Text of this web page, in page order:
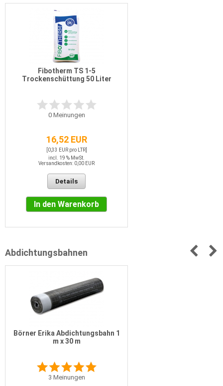
Fibotherm TS 1-5
Trockenschüttung 50 Liter
0Meinungen
16,52 EUR
[0,33 EUR pro LTR]
incl. 19 % MwSt.
Versandkosten: 0,00 EUR
Details
In den Warenkorb
Abdichtungsbahnen
Börner Erika Abdichtungsbahn 1
m x 30 m
3 Meinungen